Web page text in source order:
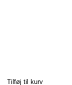
Tilføj til kurv